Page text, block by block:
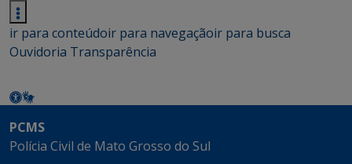
ir para conteúdoir para navegaçãoir para busca
Ouvidoria Transparência
PCMS
Polícia Civil de Mato Grosso do Sul